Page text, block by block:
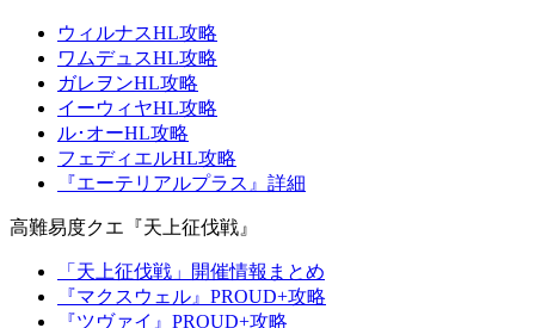
ウィルナスHL攻略
ワムデュスHL攻略
ガレヲンHL攻略
イーウィヤHL攻略
ル･オーHL攻略
フェディエルHL攻略
『エーテリアルプラス』詳細
高難易度クエ『天上征伐戦』
「天上征伐戦」開催情報まとめ
『マクスウェル』PROUD+攻略
『ツヴァイ』PROUD+攻略